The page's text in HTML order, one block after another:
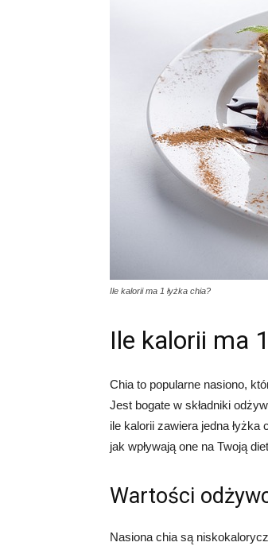
Ile kalorii ma 1 łyżka chia?
Ile kalorii ma
Chia to popularne nasiono,
Jest bogate w składniki
ile kalorii zawiera jedna
jak wpływają one na Twoją
Wartości
Nasiona chia są